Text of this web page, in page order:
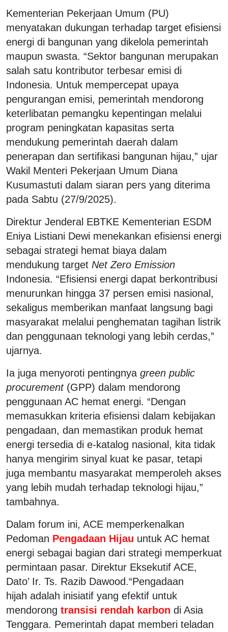
Kementerian Pekerjaan Umum (PU)
menyatakan dukungan terhadap target efisiensi
energi di bangunan yang dikelola pemerintah
maupun swasta. “Sektor bangunan merupakan
salah satu kontributor terbesar emisi di
Indonesia. Untuk mempercepat upaya
pengurangan emisi, pemerintah mendorong
keterlibatan pemangku kepentingan melalui
program peningkatan kapasitas serta
mendukung pemerintah daerah dalam
penerapan dan sertifikasi bangunan hijau,” ujar
Wakil Menteri Pekerjaan Umum Diana
Kusumastuti dalam siaran pers yang diterima
pada Sabtu (27/9/2025).
Direktur Jenderal EBTKE Kementerian ESDM
Eniya Listiani Dewi menekankan efisiensi energi
sebagai strategi hemat biaya dalam
mendukung target Net Zero Emission
Indonesia. “Efisiensi energi dapat berkontribusi
menurunkan hingga 37 persen emisi nasional,
sekaligus memberikan manfaat langsung bagi
masyarakat melalui penghematan tagihan listrik
dan penggunaan teknologi yang lebih cerdas,”
ujarnya.
Ia juga menyoroti pentingnya green public
procurement(GPP) dalam mendorong
penggunaan AC hemat energi. “Dengan
memasukkan kriteria efisiensi dalam kebijakan
pengadaan, dan memastikan produk hemat
energi tersedia di e-katalog nasional, kita tidak
hanya mengirim sinyal kuat ke pasar, tetapi
juga membantu masyarakat memperoleh akses
yang lebih mudah terhadap teknologi hijau,”
tambahnya.
Dalam forum ini, ACE memperkenalkan
Pedoman Pengadaan Hijau untuk AC hemat
energi sebagai bagian dari strategi memperkuat
permintaan pasar. Direktur Eksekutif ACE,
Dato’ Ir. Ts. Razib Dawood.“Pengadaan
hijah adalah inisiatif yang efektif untuk
mendorong transisi rendah karbon di Asia
Tenggara. Pemerintah dapat memberi teladan